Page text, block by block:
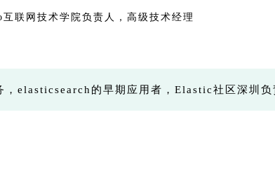
联网技术学院负责人，高级技术经理
elasticsearch的早期应用者，Elastic社区深圳负